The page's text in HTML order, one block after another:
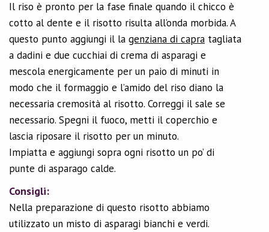
Il riso è pronto per la fase finale quando il chicco è
cotto al dente e il risotto risulta all’onda morbida. A
questo punto aggiungi il la genziana di capra tagliata
a dadini e due cucchiai di crema di asparagi e
mescola energicamente per un paio di minuti in
modo che il formaggio e l’amido del riso diano la
necessaria cremosità al risotto. Correggi il sale se
necessario. Spegni il fuoco, metti il coperchio e
lascia riposare il risotto per un minuto.
Impiatta e aggiungi sopra ogni risotto un po’ di
punte di asparago calde.
Consigli:
Nella preparazione di questo risotto abbiamo
utilizzato un misto di asparagi bianchi e verdi.